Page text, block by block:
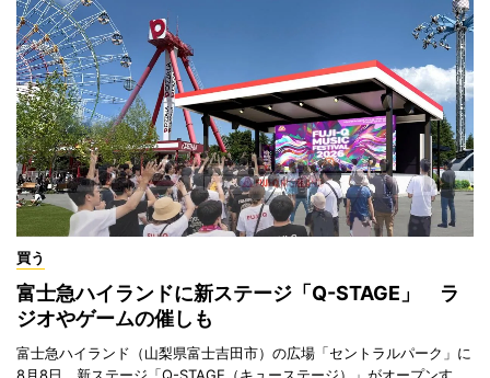
買う
富士急ハイランドに新ステージ「Q-STAGE」 ラ
ジオやゲームの催しも
富士急ハイランド（山梨県富士吉田市）の広場「セントラルパーク」に